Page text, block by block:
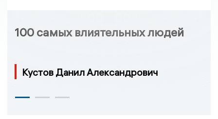
100 самых влиятельных людей
Кустов Данил Александрович